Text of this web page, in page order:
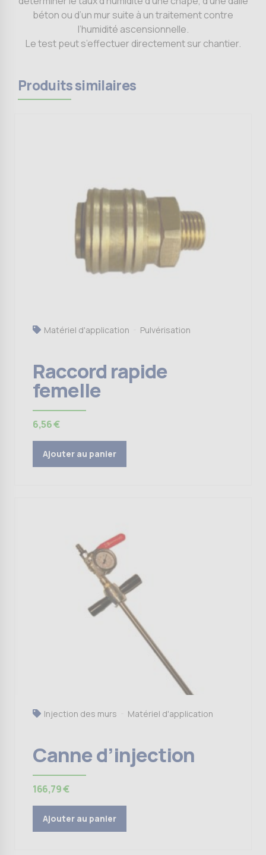
béton ou d’un mur suite à un traitement contre
l’humidité ascensionnelle.
Le test peut s’effectuer directement sur chantier.
Produits similaires
Matériel d'application Pulvérisation
Raccord rapide
femelle
6,56€
Ajouter au panier
Injection des murs Matériel d'application
Canne d’injection
166,79€
Ajouter au panier